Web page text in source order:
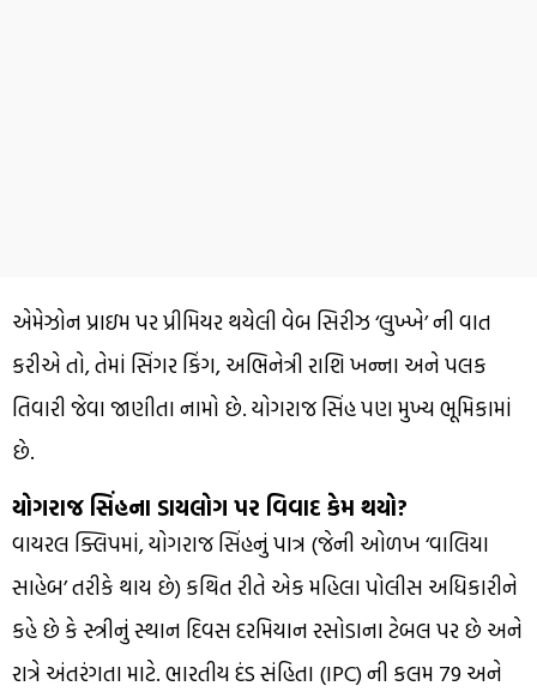
એમેઝોન પ્રાઇમ પર પ્રીમિયર થયેલી વેબ સિરીઝ ‘લુખ્ખે’ ની વાત
કરીએ તો, તેમાં સિંગર કિંગ, અભિનેત્રી રાશિ ખન્ના અને પલક
તિવારી જેવા જાણીતા નામો છે. યોગરાજ સિંહ પણ મુખ્ય ભૂમિકામાં
છે.
યોગરાજ સિંહના ડાયલોગ પર વિવાદ કેમ થયો?
વાયરલ ક્લિપમાં, યોગરાજ સિંહનું પાત્ર (જેની ઓળખ ‘વાલિયા
સાહેબ’ તરીકે થાય છે) કથિત રીતે એક મહિલા પોલીસ અધિકારીને
કહે છે કે સ્ત્રીનું સ્થાન દિવસ દરમિયાન રસોડાના ટેબલ પર છે અને
રાત્રે અંતરંગતા માટે. ભારતીય દંડ સંહિતા (IPC) ની કલમ 79 અને